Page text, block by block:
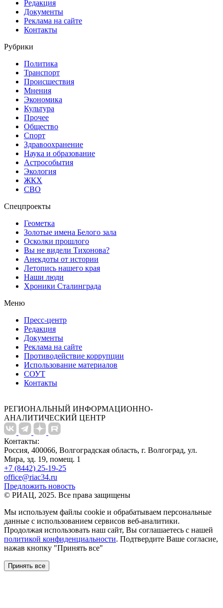
Редакция
Документы
Реклама на сайте
Контакты
Рубрики
Политика
Транспорт
Происшествия
Мнения
Экономика
Культура
Прочее
Общество
Спорт
Здравоохранение
Наука и образование
Астрособытия
Экология
ЖКХ
СВО
Спецпроекты
Геометка
Золотые имена Белого зала
Осколки прошлого
Вы не видели Тихонова?
Анекдоты от истории
Летопись нашего края
Наши люди
Хроники Сталинграда
Меню
Пресс-центр
Редакция
Документы
Реклама на сайте
Противодействие коррупции
Использование материалов
СОУТ
Контакты
РЕГИОНАЛЬНЫЙ ИНФОРМАЦИОННО-
АНАЛИТИЧЕСКИЙ ЦЕНТР
Контакты:
Россия, 400066, Волгоградская область, г. Волгоград, ул.
Мира, зд. 19, помещ. 1
+7 (8442) 25-19-25
office@riac34.ru
Предложить новость
© РИАЦ, 2025. Все права защищены
Мы используем файлы сookie и обрабатываем персональные
данные с использованием сервисов веб-аналитики.
Продолжая использовать наш сайт, Вы соглашаетесь с нашей
политикой конфиденциальности. Подтвердите Ваше согласие,
нажав кнопку "Принять все"
Принять все